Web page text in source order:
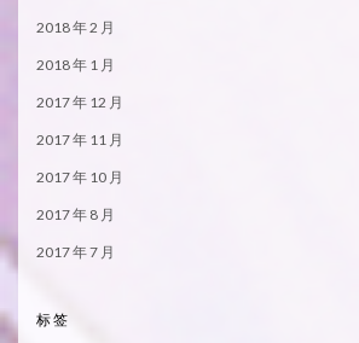
2018 年 2 月
2018 年 1 月
2017 年 12 月
2017 年 11 月
2017 年 10 月
2017 年 8 月
2017 年 7 月
标签